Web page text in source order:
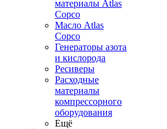
материалы Atlas
Copco
Масло Atlas
Copco
Генераторы азота
и кислорода
Ресиверы
Расходные
материалы
компрессорного
оборудования
Ещё